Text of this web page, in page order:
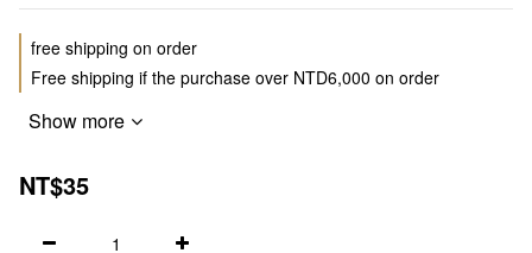
free shipping on order
Free shipping if the purchase over NTD6,000 on order
Show more
NT$35